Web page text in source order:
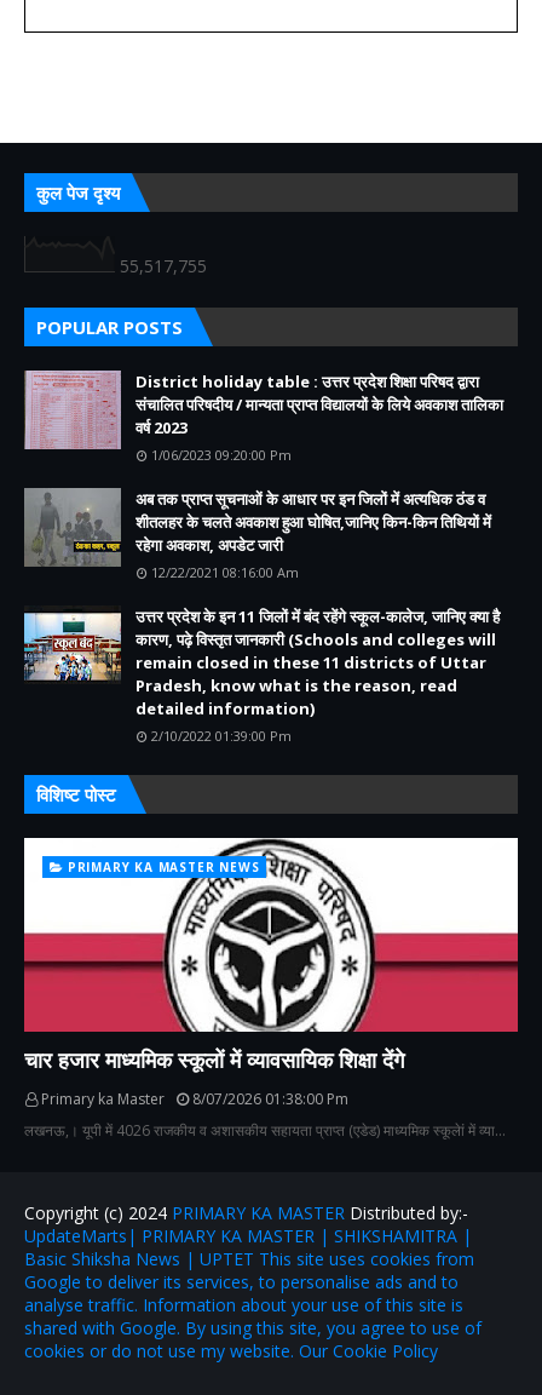
कुल पेज दृश्य
55,517,755
POPULAR POSTS
District holiday table : उत्तर प्रदेश शिक्षा परिषद द्वारा
संचालित परिषदीय / मान्यता प्राप्त विद्यालयों के लिये अवकाश तालिका
वर्ष 2023
1/06/2023 09:20:00 Pm
अब तक प्राप्त सूचनाओं के आधार पर इन जिलों में अत्यधिक ठंड व
शीतलहर के चलते अवकाश हुआ घोषित,जानिए किन-किन तिथियों में
रहेगा अवकाश, अपडेट जारी
12/22/2021 08:16:00 Am
उत्तर प्रदेश के इन 11 जिलों में बंद रहेंगे स्कूल-कालेज, जानिए क्या है
कारण, पढ़े विस्तृत जानकारी (Schools and colleges will
remain closed in these 11 districts of Uttar
Pradesh, know what is the reason, read
detailed information)
2/10/2022 01:39:00 Pm
विशिष्ट पोस्ट
PRIMARY KA MASTER NEWS
चार हजार माध्यमिक स्कूलों में व्यावसायिक शिक्षा देंगे
Primary ka Master
8/07/2026 01:38:00 Pm
लखनऊ,। यूपी में 4026 राजकीय व अशासकीय सहायता प्राप्त (एडेड) माध्यमिक स्कूलेां में व्या…
Copyright (c) 2024 PRIMARY KA MASTER Distributed by:-
UpdateMarts| PRIMARY KA MASTER | SHIKSHAMITRA |
Basic Shiksha News | UPTET This site uses cookies from
Google to deliver its services, to personalise ads and to
analyse traffic. Information about your use of this site is
shared with Google. By using this site, you agree to use of
cookies or do not use my website. Our Cookie Policy